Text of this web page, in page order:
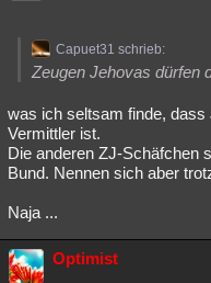
Capuet31 schrieb:
Zeugen Jehovas dürfen
was ich seltsam finde,
Vermittler ist.
Die anderen ZJ-Schäfchen
Bund. Nennen sich aber
Naja ...
Optimist